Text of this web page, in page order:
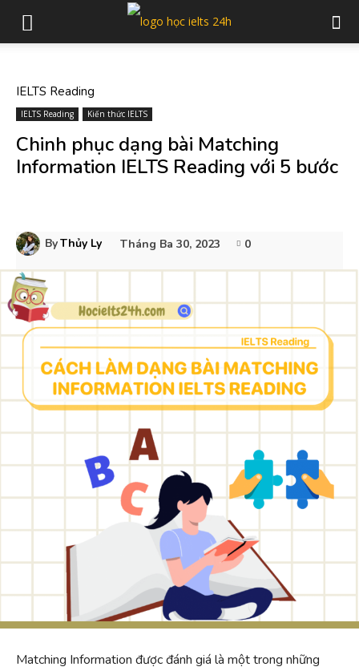
IELTS Reading
IELTS Reading Kiến thức IELTS
Chinh phục dạng bài Matching
Information IELTS Reading với 5 bước
ByThủy Ly Tháng Ba 30, 2023 0
Matching Information được đánh giá là một trong những